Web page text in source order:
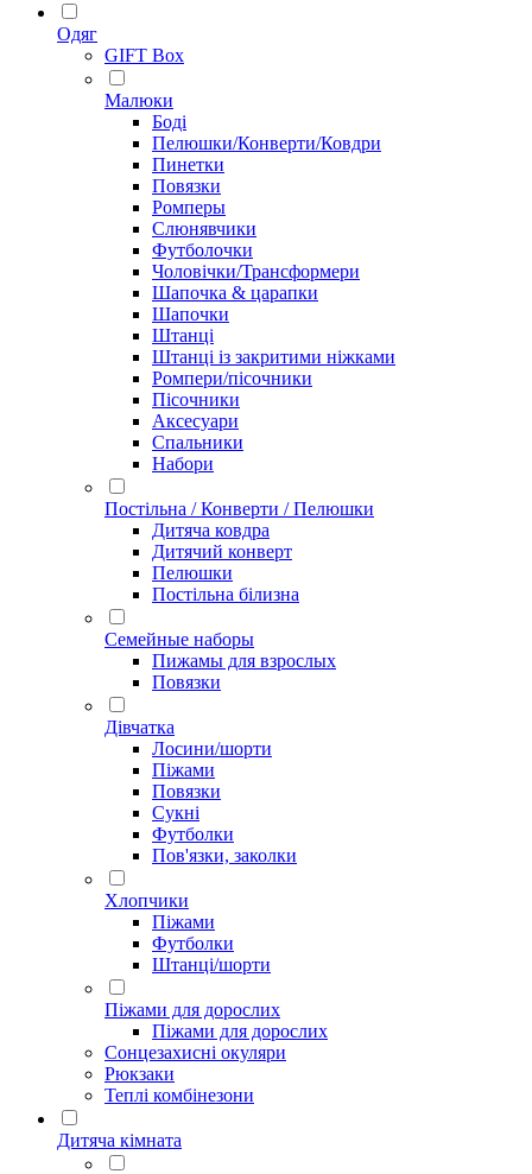
Одяг
GIFT Box
Малюки
Боді
Пелюшки/Конверти/Ковдри
Пинетки
Повязки
Ромперы
Слюнявчики
Футболочки
Чоловічки/Трансформери
Шапочка & царапки
Шапочки
Штанці
Штанці із закритими ніжками
Ромпери/пісочники
Пісочники
Аксесуари
Спальники
Набори
Постільна / Конверти / Пелюшки
Дитяча ковдра
Дитячий конверт
Пелюшки
Постільна білизна
Семейные наборы
Пижамы для взрослых
Повязки
Дівчатка
Лосини/шорти
Піжами
Повязки
Сукні
Футболки
Пов'язки, заколки
Хлопчики
Піжами
Футболки
Штанці/шорти
Піжами для дорослих
Піжами для дорослих
Сонцезахисні окуляри
Рюкзаки
Теплі комбінезони
Дитяча кімната